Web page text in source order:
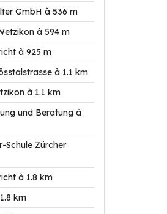
GmbH à 536 m
à 594 m
à 925 m
à 1.1 km
à 1.1 km
und Beratung à
Schule Zürcher
à 1.8 km
km